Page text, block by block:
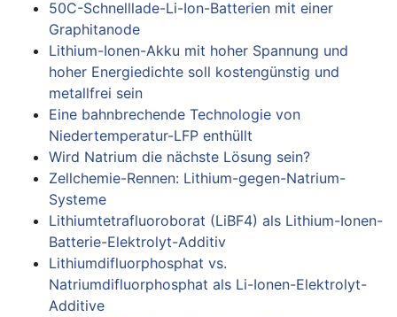
50C-Schnelllade-Li-Ion-Batterien mit einer
Graphitanode
Lithium-Ionen-Akku mit hoher Spannung und
hoher Energiedichte soll kostengünstig und
metallfrei sein
Eine bahnbrechende Technologie von
Niedertemperatur-LFP enthüllt
Wird Natrium die nächste Lösung sein?
Zellchemie-Rennen: Lithium-gegen-Natrium-
Systeme
Lithiumtetrafluoroborat (LiBF4) als Lithium-Ionen-
Batterie-Elektrolyt-Additiv
Lithiumdifluorphosphat vs.
Natriumdifluorphosphat als Li-Ionen-Elektrolyt-
Additive